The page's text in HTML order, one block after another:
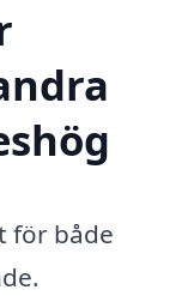
för både